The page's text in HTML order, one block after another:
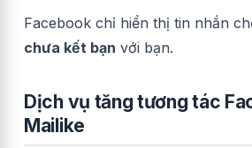
Facebook chỉ hiển thị tin nhắn
chưa kết bạn với bạn.
Dịch vụ tăng tương tác
Mailike